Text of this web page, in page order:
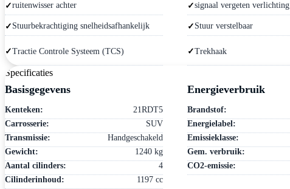
ruitenwisser achter signaal vergeten verlichting
Stuurbekrachtiging snelheidsafhankelijk Stuur verstelbaar
Tractie Controle Systeem (TCS) Trekhaak
Specificaties
Basisgegevens
Kenteken:
21RDT5
Carrosserie:
SUV
Transmissie:
Handgeschakeld
Gewicht:
1240 kg
Aantal cilinders:
4
Cilinderinhoud:
1197 cc
Energieverbruik
Brandstof:
Energielabel:
Emissieklasse:
Gem. verbruik:
CO2-emissie: